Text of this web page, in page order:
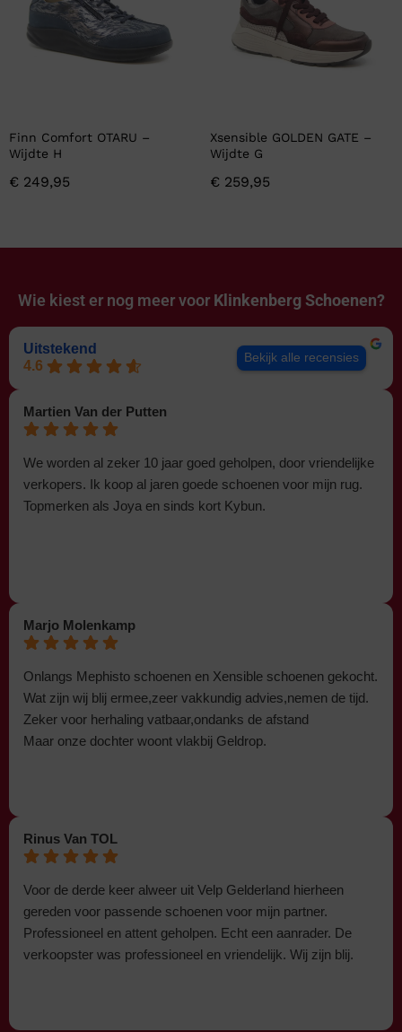
Finn Comfort OTARU –
Wijdte H
€ 249,95
Xsensible GOLDEN GATE –
Wijdte G
€ 259,95
Wie kiest er nog meer voor Klinkenberg Schoenen?
Uitstekend
4.6
Bekijk alle recensies
Martien Van der Putten
We worden al zeker 10 jaar goed geholpen, door vriendelijke
verkopers. Ik koop al jaren goede schoenen voor mijn rug.
Topmerken als Joya en sinds kort Kybun.
Marjo Molenkamp
Onlangs Mephisto schoenen en Xensible schoenen gekocht.
Wat zijn wij blij ermee,zeer vakkundig advies,nemen de tijd.
Zeker voor herhaling vatbaar,ondanks de afstand
Maar onze dochter woont vlakbij Geldrop.
Rinus Van TOL
Voor de derde keer alweer uit Velp Gelderland hierheen
gereden voor passende schoenen voor mijn partner.
Professioneel en attent geholpen. Echt een aanrader. De
verkoopster was professioneel en vriendelijk. Wij zijn blij.